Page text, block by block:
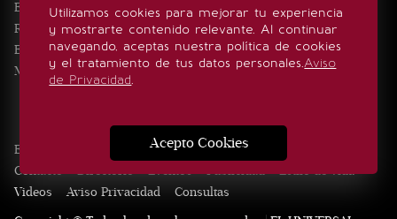
Utilizamos cookies para mejorar tu experiencia
y mostrarte contenido relevante. Al continuar
navegando, aceptas nuestra política de cookies
y el tratamiento de tus datos personales.Aviso
de Privacidad.
Acepto Cookies
Eventos
Realeza
Estilo de vida
Minuto x Minuto
SÍGUENOS
Edición Impresa Noticias Quiénes somos
Contacto
Directorio Eventos Publicidad
Estilo de vida
Videos
Aviso Privacidad
Consultas